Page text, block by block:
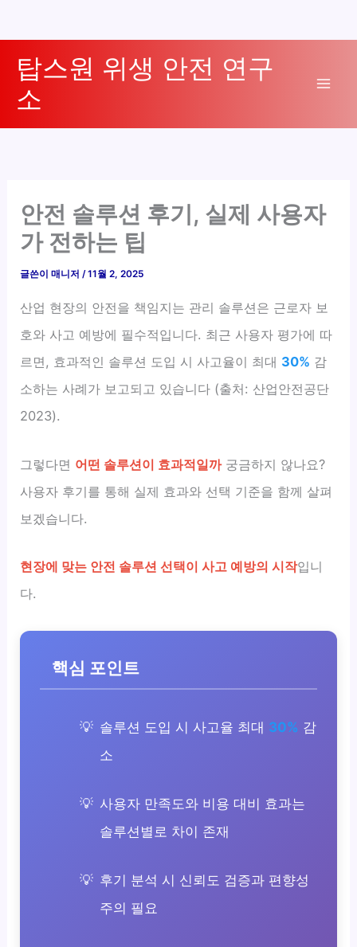
탑스원 위생 안전 연구
소
안전 솔루션 후기, 실제 사용자
가 전하는 팁
글쓴이매니저/11월 2, 2025
산업 현장의 안전을 책임지는 관리 솔루션은 근로자 보
호와 사고 예방에 필수적입니다. 최근 사용자 평가에 따
르면, 효과적인 솔루션 도입 시 사고율이 최대 30% 감
소하는 사례가 보고되고 있습니다 (출처: 산업안전공단
2023).
그렇다면 어떤 솔루션이 효과적일까궁금하지 않나요?
사용자 후기를 통해 실제 효과와 선택 기준을 함께 살펴
보겠습니다.
현장에 맞는 안전 솔루션 선택이 사고 예방의 시작입니
다.
핵심 포인트
솔루션 도입 시 사고율 최대 30% 감
소
사용자 만족도와 비용 대비 효과는
솔루션별로 차이 존재
후기 분석 시 신뢰도 검증과 편향성
주의 필요